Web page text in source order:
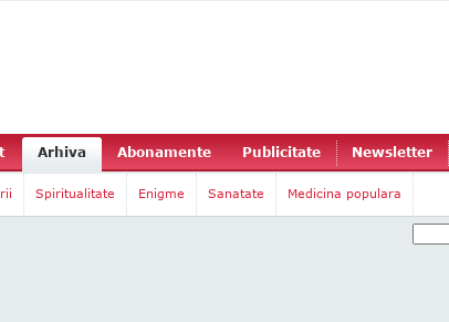
Arhiva Abonamente Publicitate Newsletter
Spiritualitate Enigme Sanatate Medicina populara